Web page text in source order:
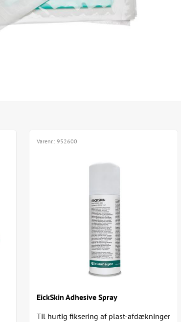
EickSkin Adhesive Spray
Til hurtig fiksering af plast-afdækninger
Varenr.: 952600